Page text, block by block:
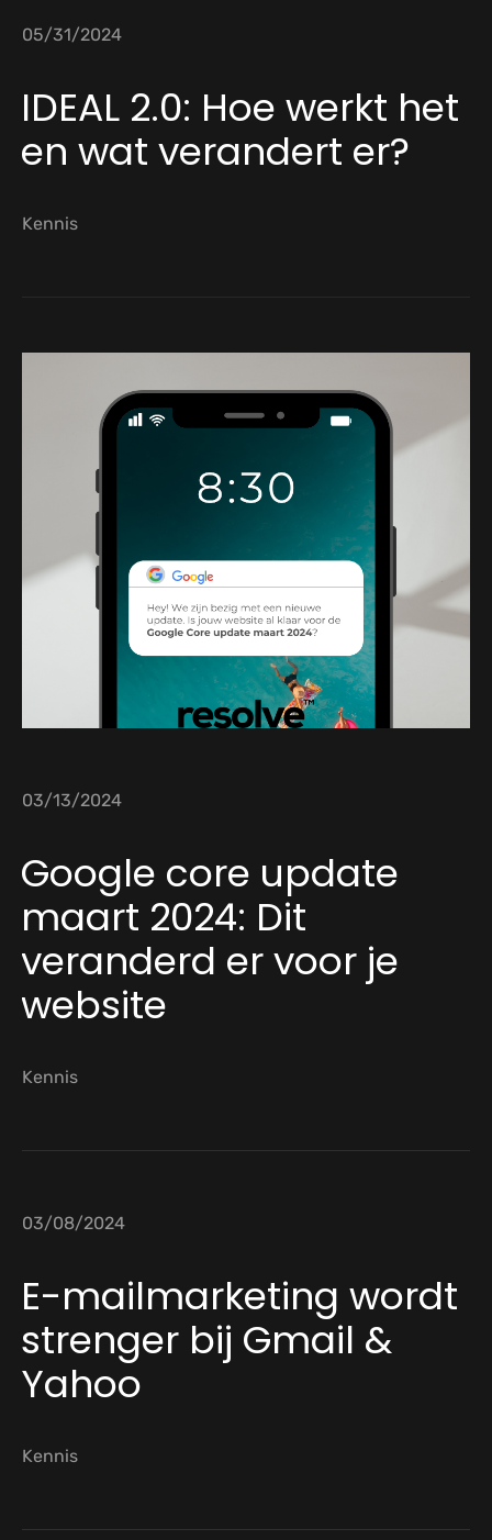
05/31/2024
IDEAL 2.0: Hoe werkt het
en wat verandert er?
Kennis
03/13/2024
Google core update
maart 2024: Dit
veranderd er voor je
website
Kennis
03/08/2024
E-mailmarketing wordt
strenger bij Gmail &
Yahoo
Kennis